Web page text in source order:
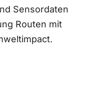
Sensordaten
Routen mit